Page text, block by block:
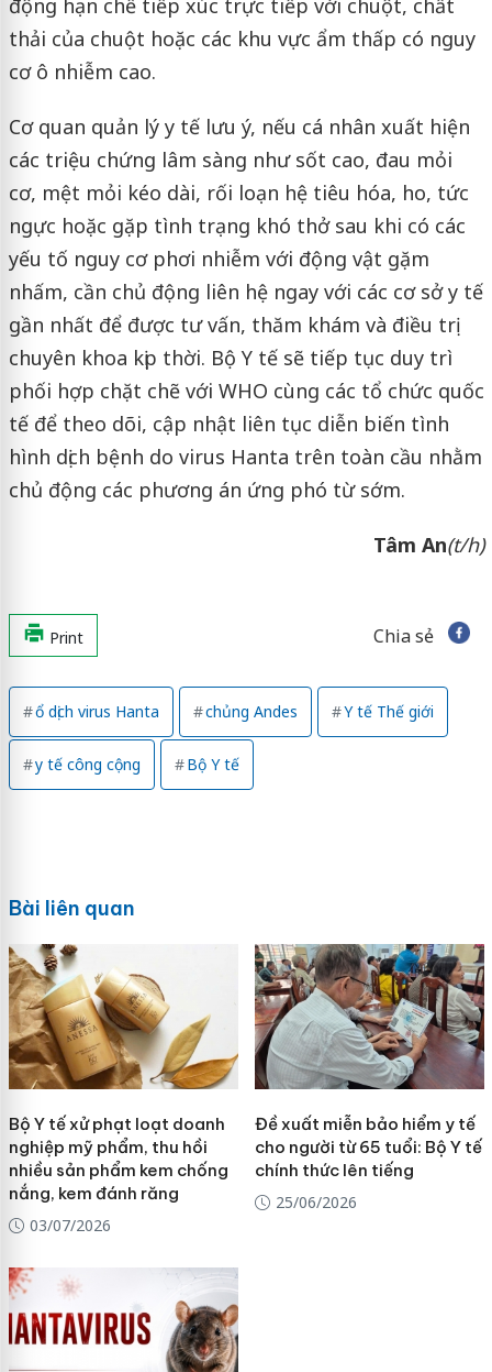
thải của chuột hoặc các khu vực ẩm thấp có nguy
cơ ô nhiễm cao.
Cơ quan quản lý y tế lưu ý, nếu cá nhân xuất hiện
các triệu chứng lâm sàng như sốt cao, đau mỏi
cơ, mệt mỏi kéo dài, rối loạn hệ tiêu hóa, ho, tức
ngực hoặc gặp tình trạng khó thở sau khi có các
yếu tố nguy cơ phơi nhiễm với động vật gặm
nhấm, cần chủ động liên hệ ngay với các cơ sở y tế
gần nhất để được tư vấn, thăm khám và điều trị
chuyên khoa kịp thời. Bộ Y tế sẽ tiếp tục duy trì
phối hợp chặt chẽ với WHO cùng các tổ chức quốc
tế để theo dõi, cập nhật liên tục diễn biến tình
hình dịch bệnh do virus Hanta trên toàn cầu nhằm
chủ động các phương án ứng phó từ sớm.
Tâm An(t/h)
Print Chia sẻ
ổ dịch virus Hanta chủng Andes Y tế Thế giới
y tế công cộng Bộ Y tế
Bài liên quan
Bộ Y tế xử phạt loạt doanh
nghiệp mỹ phẩm, thu hồi
nhiều sản phẩm kem chống
nắng, kem đánh răng
03/07/2026
Đề xuất miễn bảo hiểm y tế
cho người từ 65 tuổi: Bộ Y tế
chính thức lên tiếng
25/06/2026